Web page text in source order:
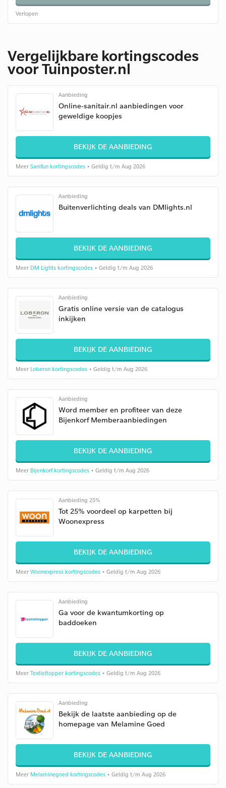
Verlopen
Vergelijkbare kortingscodes
voor Tuinposter.nl
Aanbieding
Online-sanitair.nl aanbiedingen voor
geweldige koopjes
BEKIJK DE AANBIEDING
Meer Sanifun kortingscodes • Geldig t/m Aug 2026
Aanbieding
Buitenverlichting deals van DMlights.nl
BEKIJK DE AANBIEDING
Meer DM Lights kortingscodes • Geldig t/m Aug 2026
Aanbieding
Gratis online versie van de catalogus
inkijken
BEKIJK DE AANBIEDING
Meer Loberon kortingscodes • Geldig t/m Aug 2026
Aanbieding
Word member en profiteer van deze
Bijenkorf Memberaanbiedingen
BEKIJK DE AANBIEDING
Meer Bijenkorf kortingscodes • Geldig t/m Aug 2026
Aanbieding 25%
Tot 25% voordeel op karpetten bij
Woonexpress
BEKIJK DE AANBIEDING
Meer Woonexpress kortingscodes • Geldig t/m Aug 2026
Aanbieding
Ga voor de kwantumkorting op
baddoeken
BEKIJK DE AANBIEDING
Meer Textieltopper kortingscodes • Geldig t/m Aug 2026
Aanbieding
Bekijk de laatste aanbieding op de
homepage van Melamine Goed
BEKIJK DE AANBIEDING
Meer Melaminegoed kortingscodes • Geldig t/m Aug 2026